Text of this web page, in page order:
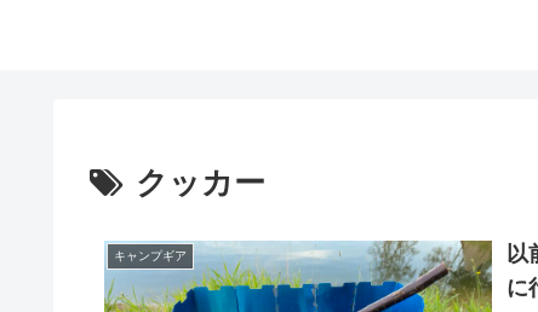
クッカー
キャンプギア
以
に